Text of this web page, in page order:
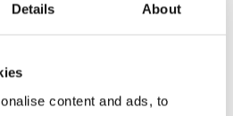
Details About
content and ads, to
,virus